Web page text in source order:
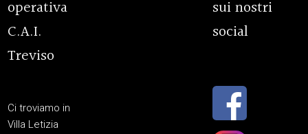
operativa
C.A.I.
Treviso
Ci troviamo in
Villa Letizia
sui nostri
social